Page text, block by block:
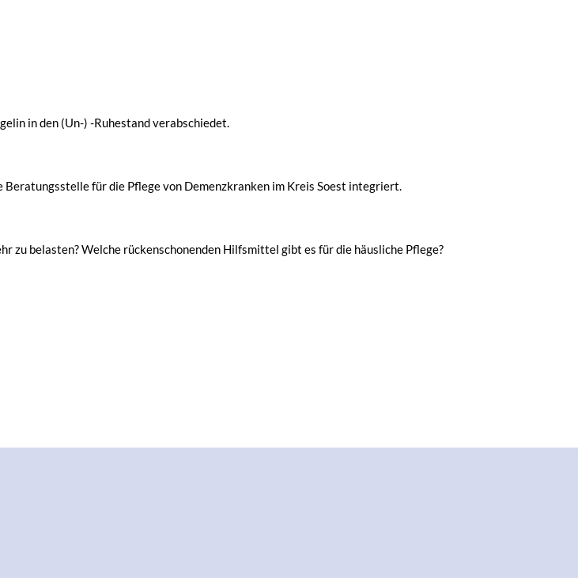
in den (Un-) -Ruhestand verabschiedet.
für die Pflege von Demenzkranken im Kreis Soest integriert.
zu belasten? Welche rückenschonenden Hilfsmittel gibt es für die häusliche Pflege?